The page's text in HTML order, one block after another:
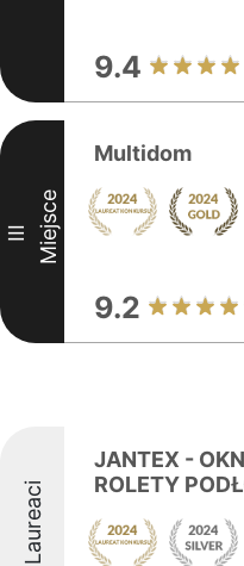
9.4
III Miejsce
Multidom
9.2
Laureaci
JANTEX -
ROLETY